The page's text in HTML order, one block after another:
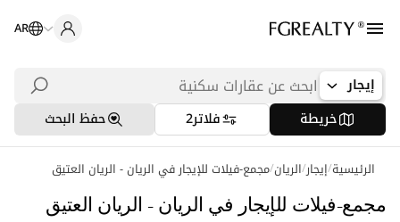
AR
إيجار
عمليات بحث شائعة
مكاتب في الدوحة
خريطة فلاتر2 حفظ البحث
الرئيسية/إيجار/الريان/مجمع-فيلات للإيجار في الريان - الريان العتيق
مجمع-فيلات للإيجار في الريان - الريان العتيق